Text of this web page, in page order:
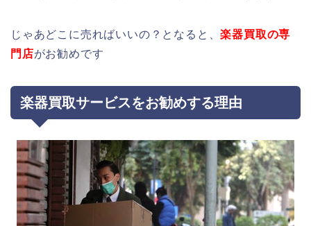
じゃあどこに売ればいいの？となると、楽器買取の専
門店がお勧めです
楽器買取サービスをお勧めする理由